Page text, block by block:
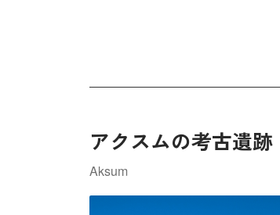
アクスムの考古遺跡
Aksum